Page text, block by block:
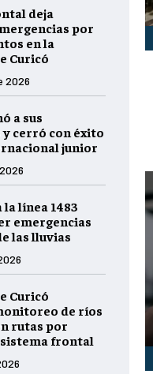
deja
por
en la
Curicó
2026
a sus
y cerró con éxito
junior
línea 1483
emergencias
las lluvias
Curicó
de ríos
rutas por
frontal